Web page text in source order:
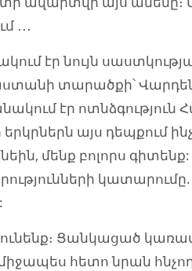
․․․
էր նույն
տարածքի՝
էր ոտնձգություն
այս դեպքում ինչ
մենք բոլորս գիտենք:
կատարումը.
Ցանկացած
հետո նրան